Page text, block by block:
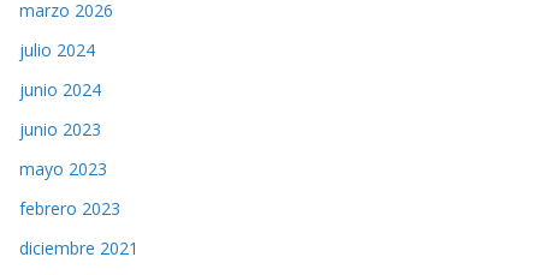
marzo 2026
julio 2024
junio 2024
junio 2023
mayo 2023
febrero 2023
diciembre 2021